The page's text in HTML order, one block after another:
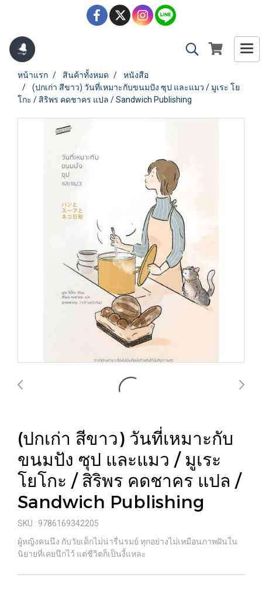
หน้าแรก สินค้าทั้งหมด
หนังสือ
(ปกเก่า สีขาว) วันที่เหมาะกับขนมปัง ซุป และแมว / มูเระ โย
โกะ / สิริพร คดชาคร แปล / Sandwich Publishing
(ปกเก่า สีขาว) วันที่เหมาะกับ
ขนมปัง ซุป และแมว / มูเระ
โยโกะ / สิริพร คดชาคร แปล /
Sandwich Publishing
SKU : 9786169342205
ผู้หญิงคนนึง กับวัยเด็กไม่น่ารื่นรมย์ ทุกอย่างไม่เหมือนภาพฝันใน
นิยายที่เคยนึกไว้ แต่ชีวิตก็เป็นงี้แหละ